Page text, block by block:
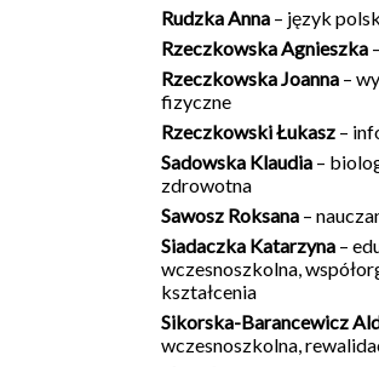
Rudzka Anna – język
Rzeczkowska Agnieszka
Rzeczkowska Joanna –
fizyczne
Rzeczkowski Łukasz –
Sadowska Klaudia –
zdrowotna
Sawosz Roksana –
Siadaczka Katarzyna –
wczesnoszkolna,
kształcenia
Sikorska-Barancewicz
wczesnoszkolna,